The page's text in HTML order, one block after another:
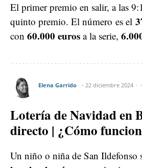
El primer premio en salir, a las
quinto premio. El número es el
con 60.000 euros a la serie,
Elena Garrido 22 diciembre 2024
Lotería de Navidad en
directo | ¿Cómo
Un niño o niña de San Ildefonso